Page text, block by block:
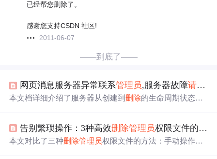
已经帮您删除了。
感谢您支持CSDN 社区!
2011-06-07
——到底了——
网页消息服务器异常联系管理员,服务器故障请与
本文档详细介绍了服务器从创建到删除的生命周期状态及
服务器故障时，建议联系管理员进行登录密码获取或网络
状态检查，以确保服务的稳定性和数据安全。
告别繁琐操作：3种高效删除管理员权限文件的方法对比
本文对比了三种删除管理员权限文件的方法：手动操作、P